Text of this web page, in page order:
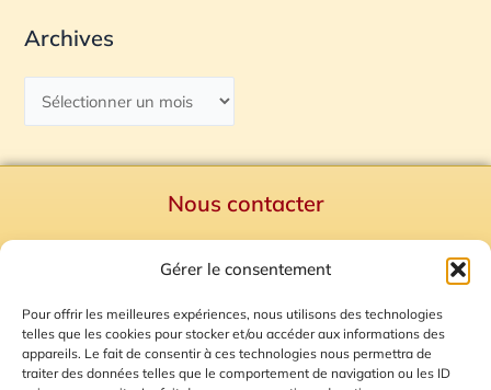
Gérer le consentement
Pour offrir les meilleures expériences, nous utilisons des technologies
telles que les cookies pour stocker et/ou accéder aux informations des
appareils. Le fait de consentir à ces technologies nous permettra de
traiter des données telles que le comportement de navigation ou les ID
Archives
Nous contacter
Mentions Légales
Plan du site
Gestion des Cookies